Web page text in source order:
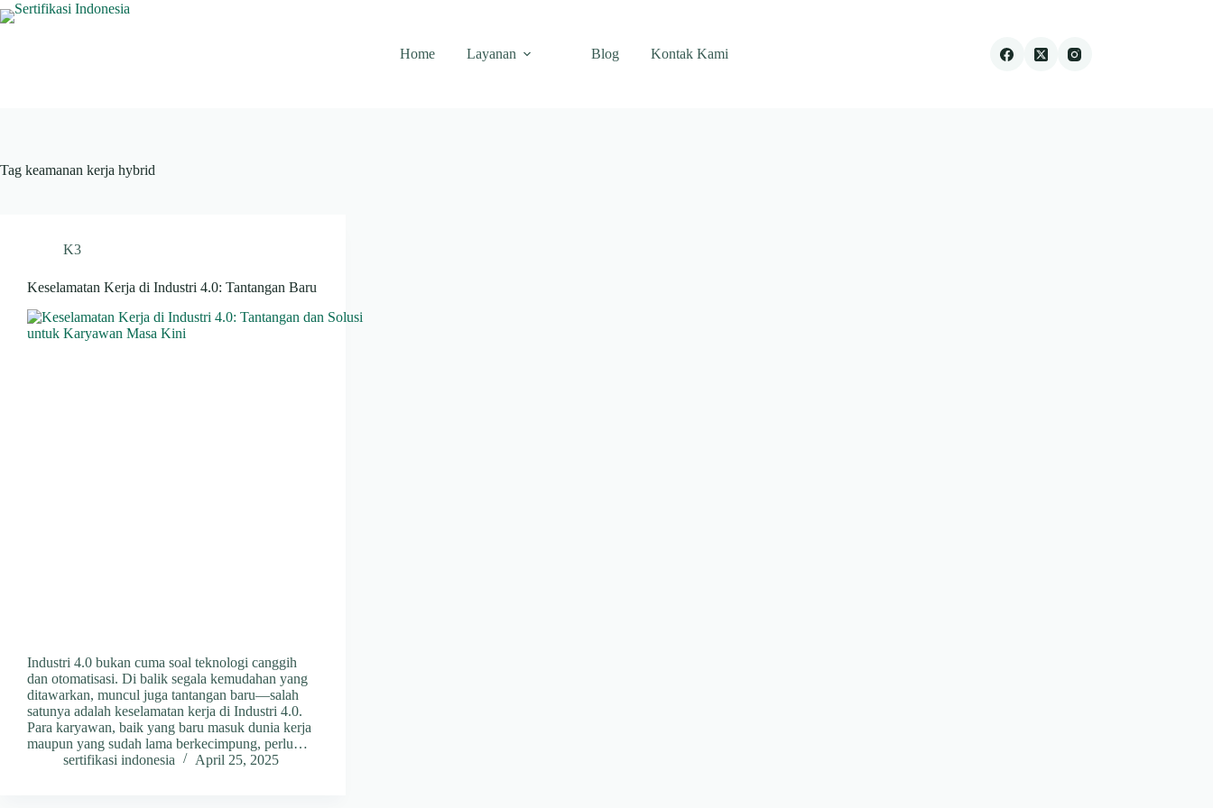
Skip
to
Home
Layanan Blog Kontak Kami
Tag keamanan kerja hybrid
K3
Keselamatan Kerja di Industri 4.0: Tantangan Baru
Industri 4.0 bukan cuma soal teknologi canggih
dan otomatisasi. Di balik segala kemudahan yang
ditawarkan, muncul juga tantangan baru—salah
satunya adalah keselamatan kerja di Industri 4.0.
Para karyawan, baik yang baru masuk dunia kerja
maupun yang sudah lama berkecimpung, perlu…
sertifikasi indonesia
April 25, 2025